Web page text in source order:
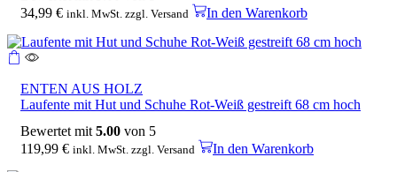
34,99 € inkl. MwSt. zzgl. Versand In den Warenkorb
ENTEN AUS HOLZ
Laufente mit Hut und Schuhe Rot-Weiß gestreift 68 cm hoch
Bewertet mit 5.00 von 5
119,99 € inkl. MwSt. zzgl. Versand In den Warenkorb